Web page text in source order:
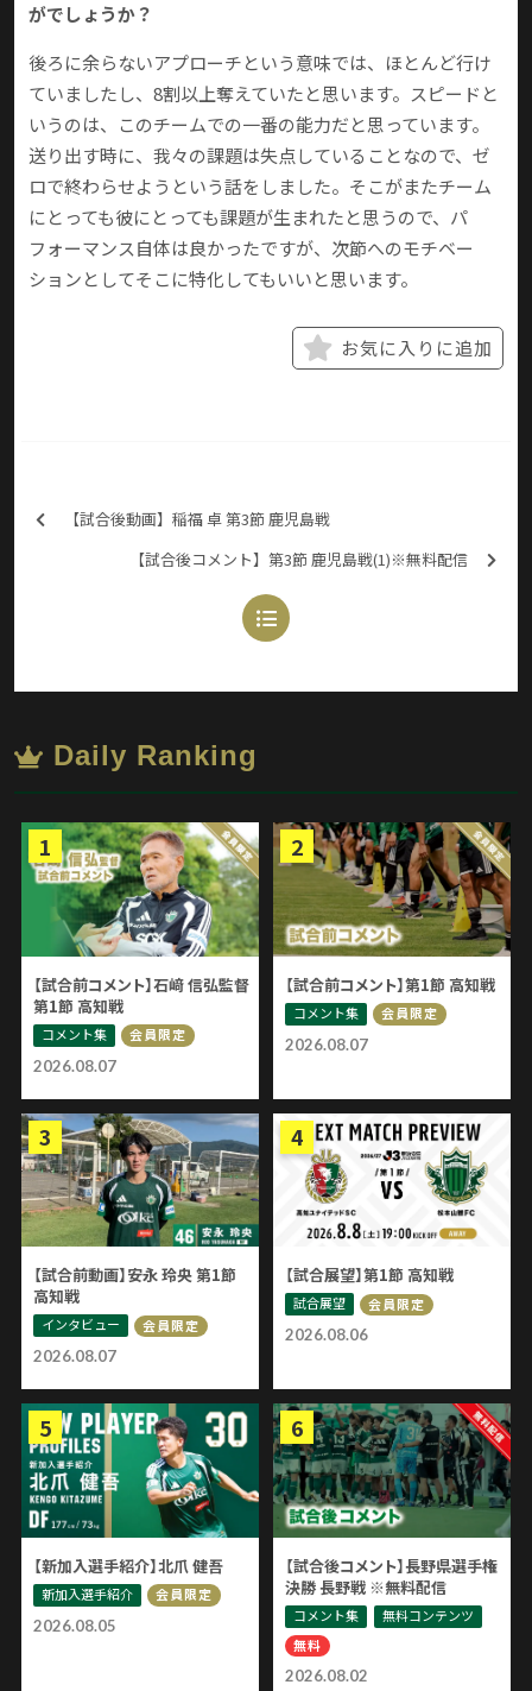
がでしょうか？
後ろに余らないアプローチという意味では、ほとんど行け
ていましたし、8割以上奪えていたと思います。スピードと
いうのは、このチームでの一番の能力だと思っています。
送り出す時に、我々の課題は失点していることなので、ゼ
ロで終わらせようという話をしました。そこがまたチーム
にとっても彼にとっても課題が生まれたと思うので、パ
フォーマンス自体は良かったですが、次節へのモチベー
ションとしてそこに特化してもいいと思います。
お気に入りに追加
【試合後動画】稲福 卓 第3節 鹿児島戦
【試合後コメント】第3節 鹿児島戦(1)※無料配信
Daily Ranking
2026.08.07
【試合前コメント】石﨑 信弘監督
第1節 高知戦
コメント集 会員限定
2026.08.07
【試合前コメント】第1節 高知戦
コメント集 会員限定
2026.08.07
【試合前動画】安永 玲央 第1節
高知戦
インタビュー 会員限定
2026.08.06
【試合展望】第1節 高知戦
試合展望 会員限定
2026.08.05
【新加入選手紹介】北爪 健吾
新加入選手紹介 会員限定
2026.08.02
【試合後コメント】長野県選手権
決勝 長野戦 ※無料配信
コメント集
無料コンテンツ
無料